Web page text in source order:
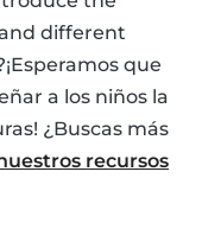
different
que
a los niños la
¿Buscas más
recursos